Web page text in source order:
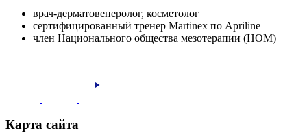
врач-дерматовенеролог, косметолог
сертифицированный тренер Martinex по Apriline
член Национального общества мезотерапии (НОМ)
Карта сайта